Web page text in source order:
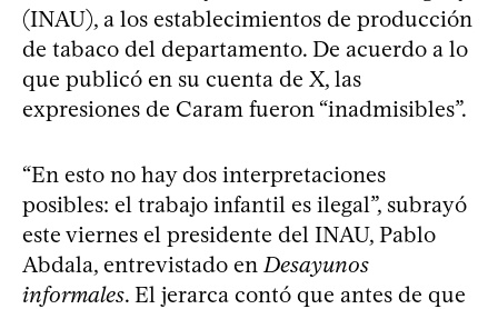
(INAU), a los establecimientos de producción
de tabaco del departamento. De acuerdo a lo
que publicó en su cuenta de X, las
expresiones de Caram fueron “inadmisibles”.
“En esto no hay dos interpretaciones
posibles: el trabajo infantil es ilegal”, subrayó
este viernes el presidente del INAU, Pablo
Abdala, entrevistado en Desayunos
informales. El jerarca contó que antes de que